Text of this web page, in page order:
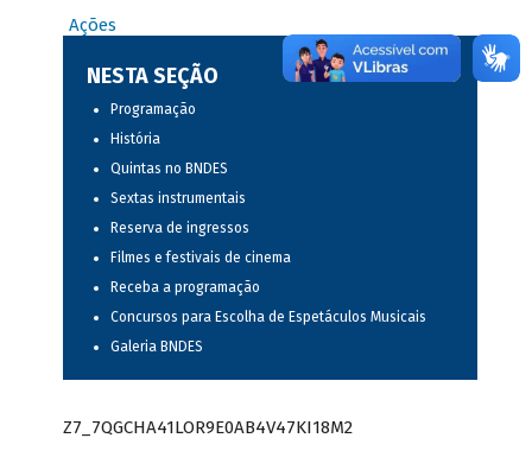
Ações
NESTA SEÇÃO
Programação
História
Quintas no BNDES
Sextas instrumentais
Reserva de ingressos
Filmes e festivais de cinema
Receba a programação
Concursos para Escolha de Espetáculos Musicais
Galeria BNDES
Z7_7QGCHA41LOR9E0AB4V47KI18M2